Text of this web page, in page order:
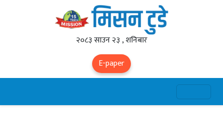
२०८३ साउन २३ , शनिबार
E-paper